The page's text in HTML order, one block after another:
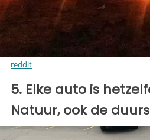
reddit
5. Elke auto is
Natuur, ook de